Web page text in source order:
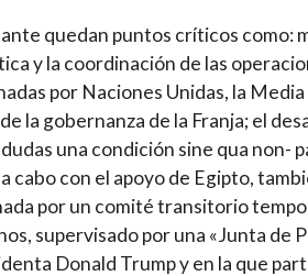
quedan puntos críticos como:
y la coordinación de las
por Naciones Unidas, la Media
la gobernanza de la Franja; el
una condición sine qua non-
cabo con el apoyo de Egipto,
por un comité transitorio
supervisado por una «Junta de
Donald Trump y en la que